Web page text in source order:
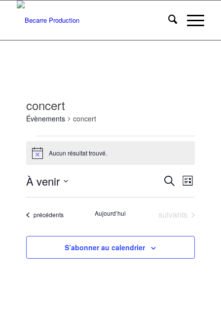
concert
Évènements concert
Évènements
NoticeAucun résultat trouvé.
et
vues
Recherche
de
vues
Liste
À venir
date.Évènements
précédents Aujourd’hui Évènements
suivants
S’abonner au calendrier